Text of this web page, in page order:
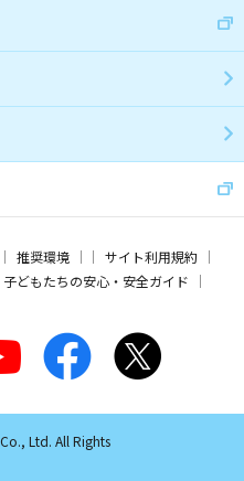
推奨環境
サイト利用規約
子どもたちの安心・安全ガイド
Ltd. All Rights